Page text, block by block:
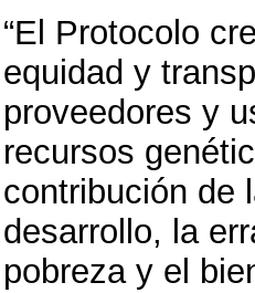
“El Protocolo
equidad y
proveedores y
recursos
contribución de
desarrollo, la
pobreza y el